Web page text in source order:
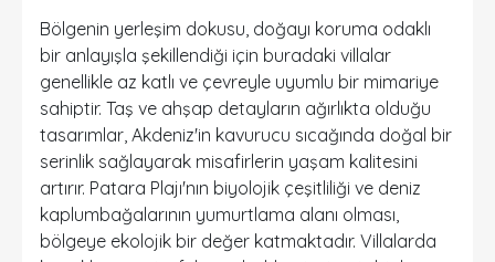
Bölgenin yerleşim dokusu, doğayı koruma odaklı
bir anlayışla şekillendiği için buradaki villalar
genellikle az katlı ve çevreyle uyumlu bir mimariye
sahiptir. Taş ve ahşap detayların ağırlıkta olduğu
tasarımlar, Akdeniz'in kavurucu sıcağında doğal bir
serinlik sağlayarak misafirlerin yaşam kalitesini
artırır. Patara Plajı'nın biyolojik çeşitliliği ve deniz
kaplumbağalarının yumurtlama alanı olması,
bölgeye ekolojik bir değer katmaktadır. Villalarda